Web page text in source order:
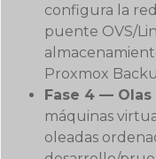
configura la
puente OVS/
Proxmox
Fase 4 —
máquinas
oleadas